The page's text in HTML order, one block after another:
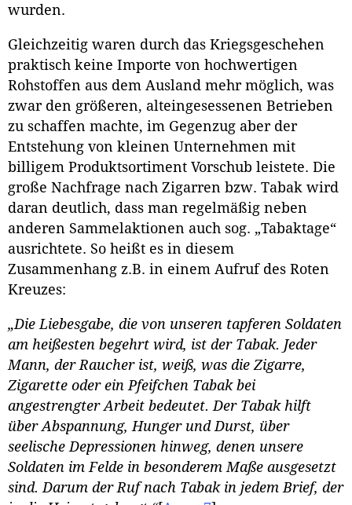
wurden.
Gleichzeitig waren durch das Kriegsgeschehen
praktisch keine Importe von hochwertigen
Rohstoffen aus dem Ausland mehr möglich, was
zwar den größeren, alteingesessenen Betrieben
zu schaffen machte, im Gegenzug aber der
Entstehung von kleinen Unternehmen mit
billigem Produktsortiment Vorschub leistete. Die
große Nachfrage nach Zigarren bzw. Tabak wird
daran deutlich, dass man regelmäßig neben
anderen Sammelaktionen auch sog. „Tabaktage“
ausrichtete. So heißt es in diesem
Zusammenhang z.B. in einem Aufruf des Roten
Kreuzes:
„Die Liebesgabe, die von unseren tapferen Soldaten
am heißesten begehrt wird, ist der Tabak. Jeder
Mann, der Raucher ist, weiß, was die Zigarre,
Zigarette oder ein Pfeifchen Tabak bei
angestrengter Arbeit bedeutet. Der Tabak hilft
über Abspannung, Hunger und Durst, über
seelische Depressionen hinweg, denen unsere
Soldaten im Felde in besonderem Maße ausgesetzt
sind. Darum der Ruf nach Tabak in jedem Brief, der